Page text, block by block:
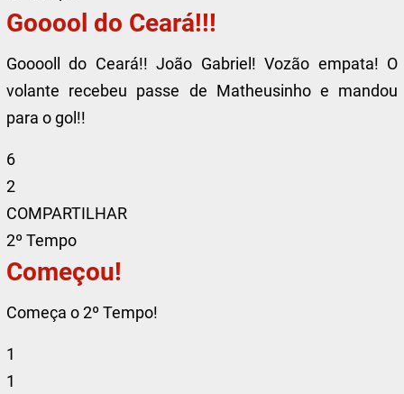
Gooool do Ceará!!!
Gooooll do Ceará!! João Gabriel! Vozão empata! O
volante recebeu passe de Matheusinho e mandou
para o gol!!
6
2
COMPARTILHAR
2º Tempo
Começou!
Começa o 2º Tempo!
1
1